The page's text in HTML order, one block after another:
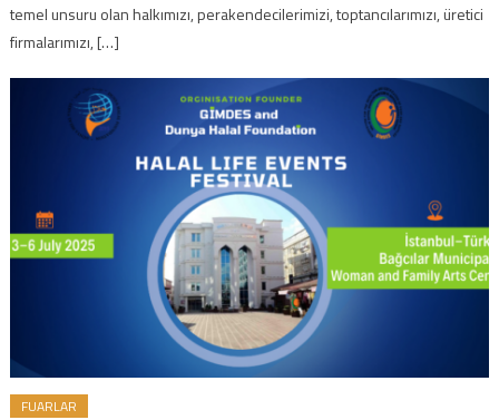
temel unsuru olan halkımızı, perakendecilerimizi, toptancılarımızı, üretici
firmalarımızı, […]
FUARLAR